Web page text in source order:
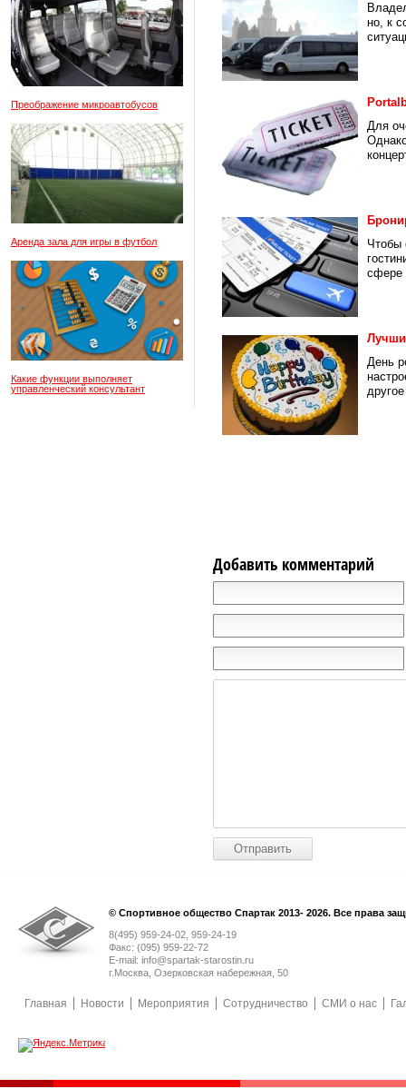
Преображение микроавтобусов
Аренда зала для игры в футбол
Какие функции выполняет
управленческий консультант
но, к
Для
Чтобы
сфере
День
Добавить комментарий
© Спортивное общество Спартак 2013- 2026. Все права
8(495) 959-24-02, 959-24-19
Факс: (095) 959-22-72
E-mail: info@spartak-starostin.ru
г.Москва, Озерковская набережная, 50
Главная Новости Мероприятия Сотрудничество СМИ о нас